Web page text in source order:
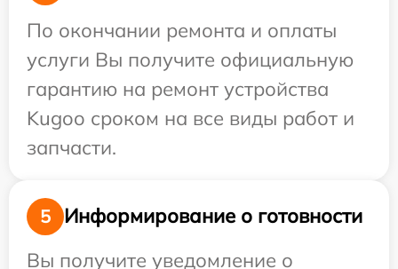
По окончании ремонта и оплаты
услуги Вы получите официальную
гарантию на ремонт устройства
Kugoo сроком на все виды работ и
запчасти.
5
Информирование о готовности
Вы получите уведомление о